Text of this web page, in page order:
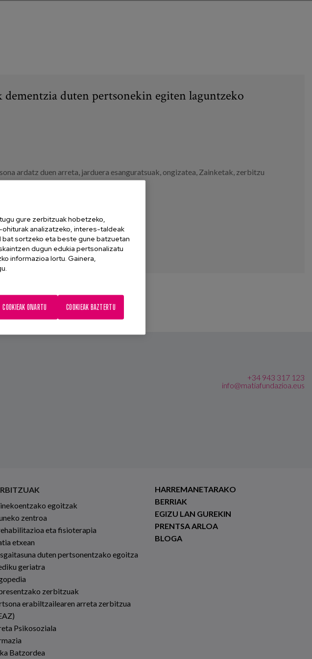
duten pertsonekin egiten laguntzeko
ardatz duen arreta, jarduera esanguratsuak, ongizatea, Zainketak, zerbitzu
+34 943 317 123
info@matiafundazioa.eus
egoitzak
zentroa
eta fisioterapia
etxean
duten pertsonentzako egoitza
geriatra
zerbitzuak
erabiltzailearen arreta zerbitzua
Psikosoziala
Batzordea
HARREMANETARAKO
BERRIAK
EGIZU LAN GUREKIN
PRENTSA ARLOA
BLOGA
gure zerbitzuak hobetzeko,
analizatzeko, interes-taldeak
sortzeko eta beste gune batzuetan
dugun edukia pertsonalizatu
informazioa lortu. Gainera,
COOKIEAK BAZTERTU
COOKIEAK ONARTU